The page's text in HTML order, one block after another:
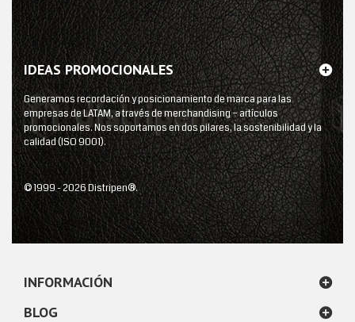
IDEAS PROMOCIONALES
Generamos recordación y posicionamiento de marca para las
empresas de LATAM, a través de merchandising – artículos
promocionales. Nos soportamos en dos pilares, la sostenibilidad y la
calidad (ISO 9001).
© 1999 - 2026 Distripen®.
INFORMACIÓN
BLOG